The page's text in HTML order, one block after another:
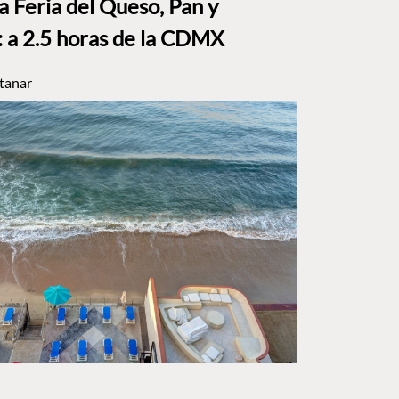
Feria del Queso, Pan y
a 2.5 horas de la CDMX